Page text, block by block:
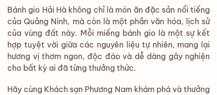
Bánh gio Hải Hà không chỉ là món ăn đặc sản nổi tiếng
của Quảng Ninh, mà còn là một phần văn hóa, lịch sử
của vùng đất này. Mỗi miếng bánh gio là một sự kết
hợp tuyệt vời giữa các nguyên liệu tự nhiên, mang lại
hương vị thơm ngon, độc đáo và dễ dàng gây nghiện
cho bất kỳ ai đã từng thưởng thức.
Hãy cùng Khách sạn Phương Nam khám phá và thưởng